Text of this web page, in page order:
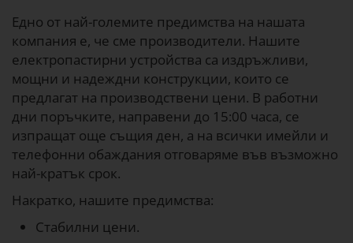
Едно от най-големите предимства на нашата
компания е, че сме производители. Нашите
електропастирни устройства са издръжливи,
мощни и надеждни конструкции, които се
предлагат на производствени цени. В работни
дни поръчките, направени до 15:00 часа, се
изпращат още същия ден, а на всички имейли и
телефонни обаждания отговаряме във възможно
най-кратък срок.
Накратко, нашите предимства:
Стабилни цени.